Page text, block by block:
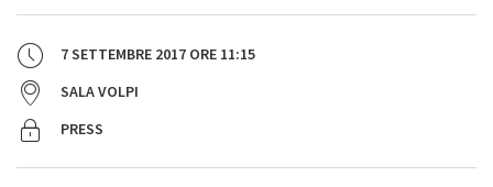
7 SETTEMBRE 2017 ORE 11:15
SALA VOLPI
PRESS